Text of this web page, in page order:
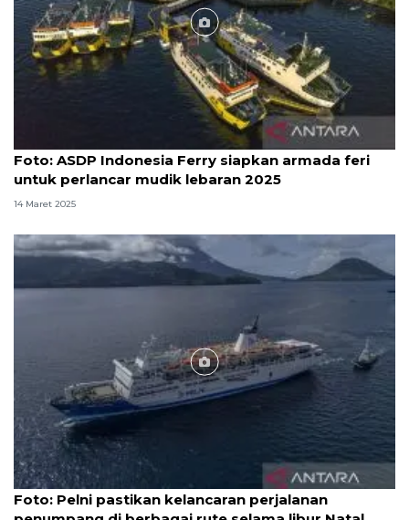
Foto: ASDP Indonesia Ferry siapkan armada feri
untuk perlancar mudik lebaran 2025
14 Maret 2025
Foto
Foto: Pelni pastikan kelancaran perjalanan